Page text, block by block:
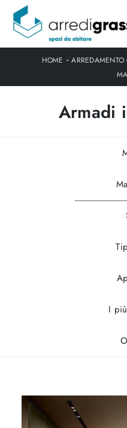
HOME -
Armadi
I